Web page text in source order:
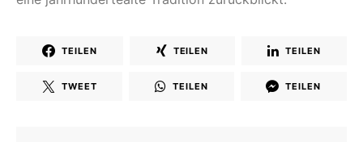
TEILEN TEILEN TEILEN
TWEET TEILEN TEILEN